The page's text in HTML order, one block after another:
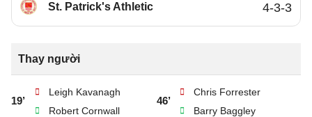
St. Patrick's Athletic 4-3-3
Thay người
19’
Leigh Kavanagh
Robert Cornwall
46’
Chris Forrester
Barry Baggley